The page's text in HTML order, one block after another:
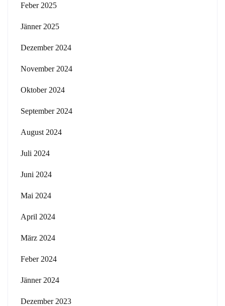
Feber 2025
Jänner 2025
Dezember 2024
November 2024
Oktober 2024
September 2024
August 2024
Juli 2024
Juni 2024
Mai 2024
April 2024
März 2024
Feber 2024
Jänner 2024
Dezember 2023